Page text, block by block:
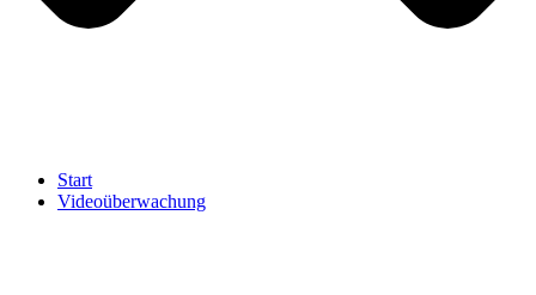
Start
Videoüberwachung